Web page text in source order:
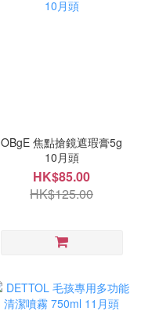
OBgE 焦點搶鏡遮瑕膏5g
10月頭
HK$85.00
HK$125.00